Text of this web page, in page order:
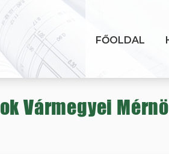
FŐOLDAL
Vármegyei